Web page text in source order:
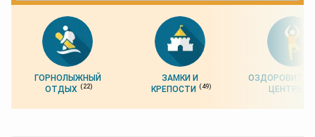
ГОРНОЛЫЖНЫЙ
ОТДЫХ (22)
ЗАМКИ И
КРЕПОСТИ (49)
ЦЕНТРЫ